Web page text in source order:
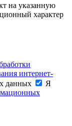
на указанную
характер
интернет-
данных
Я